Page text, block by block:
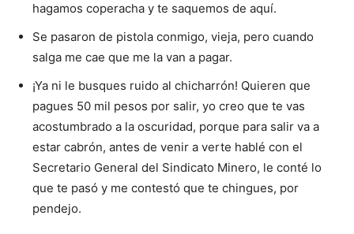
hagamos coperacha y te saquemos de aquí.
Se pasaron de pistola conmigo, vieja, pero cuando
salga me cae que me la van a pagar.
¡Ya ni le busques ruido al chicharrón! Quieren que
pagues 50 mil pesos por salir, yo creo que te vas
acostumbrado a la oscuridad, porque para salir va a
estar cabrón, antes de venir a verte hablé con el
Secretario General del Sindicato Minero, le conté lo
que te pasó y me contestó que te chingues, por
pendejo.